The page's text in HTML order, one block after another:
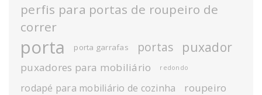
perfis para portas de roupeiro de
correr
porta porta garrafas portas puxador
puxadores para mobiliário redondo
rodapé para mobiliário de cozinha roupeiro